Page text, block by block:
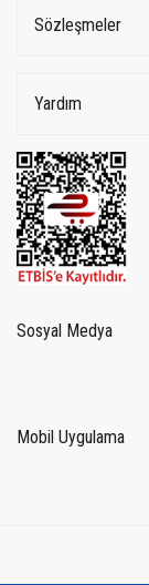
Sözleşmeler
Yardım
Sosyal Medya
Mobil Uygulama